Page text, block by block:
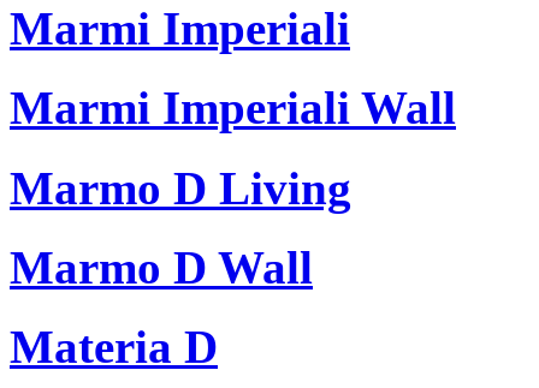
Marmi Imperiali
Marmi Imperiali Wall
Marmo D Living
Marmo D Wall
Materia D